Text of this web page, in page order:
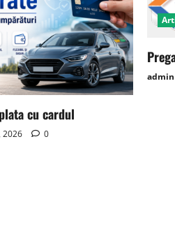
cu cardul
2026 0
admin